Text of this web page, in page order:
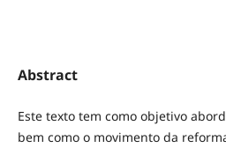
Abstract
Este texto tem como objetivo
bem como o movimento da